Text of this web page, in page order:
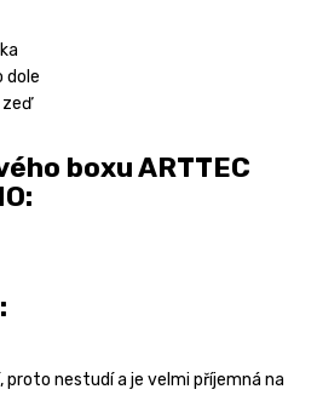
dole
boxu ARTTEC
nestudí a je velmi příjemná na